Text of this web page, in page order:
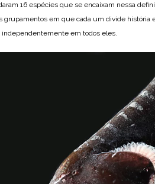
16 espécies que se encaixam nessa
grupamentos em que cada um divide história
em todos eles.